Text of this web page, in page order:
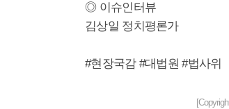
◎ 이슈인터뷰
김상일 정치평론가
#현장국감 #대법원 #법사위